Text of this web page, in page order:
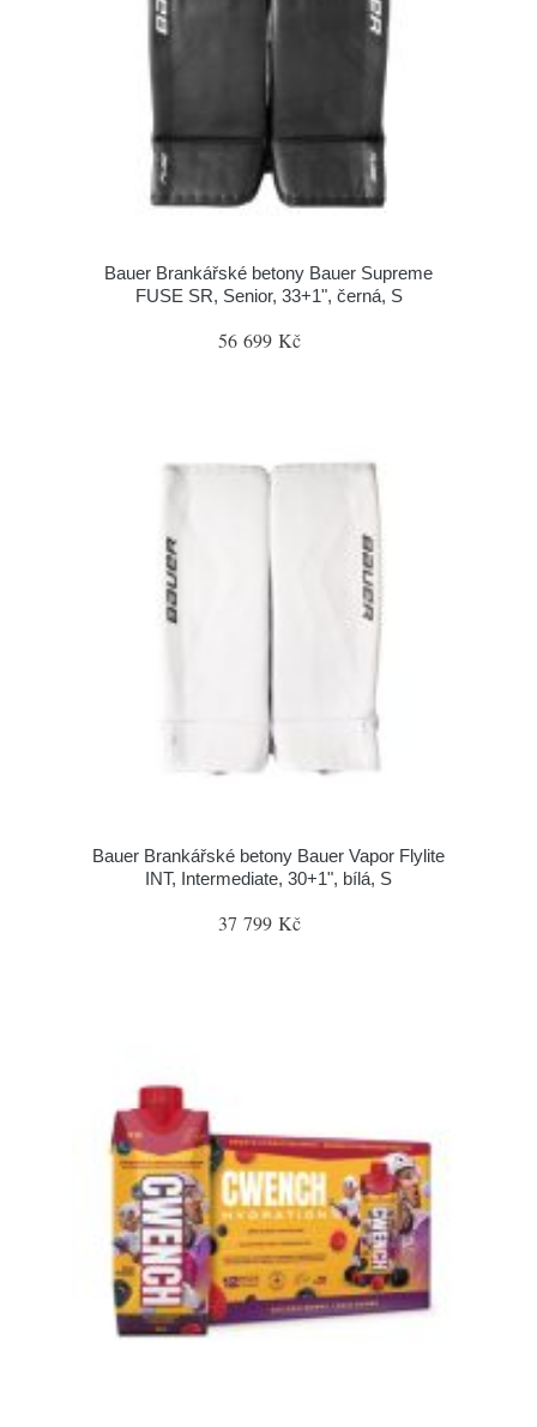
Bauer Brankářské betony Bauer Supreme
FUSE SR, Senior, 33+1", černá, S
56 699 Kč
Bauer Brankářské betony Bauer Vapor Flylite
INT, Intermediate, 30+1", bílá, S
37 799 Kč